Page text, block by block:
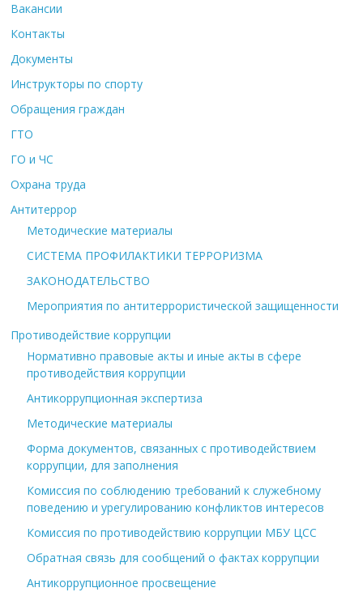
Вакансии
Контакты
Документы
Инструкторы по спорту
Обращения граждан
ГТО
ГО и ЧС
Охрана труда
Антитеррор
Методические материалы
СИСТЕМА ПРОФИЛАКТИКИ ТЕРРОРИЗМА
ЗАКОНОДАТЕЛЬСТВО
Мероприятия по антитеррористической защищенности
Противодействие коррупции
Нормативно правовые акты и иные акты в сфере
противодействия коррупции
Антикоррупционная экспертиза
Методические материалы
Форма документов, связанных с противодействием
коррупции, для заполнения
Комиссия по соблюдению требований к служебному
поведению и урегулированию конфликтов интересов
Комиссия по противодействию коррупции МБУ ЦСС
Обратная связь для сообщений о фактах коррупции
Антикоррупционное просвещение